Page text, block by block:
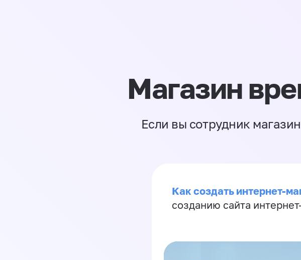
Магазин
Если вы сотрудник
Как создать интернет-
созданию сайта